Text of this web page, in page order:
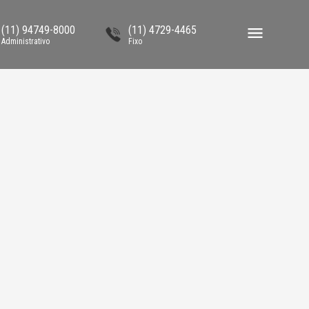
(11) 94749-8000
Administrativo
(11) 4729-4465
Fixo